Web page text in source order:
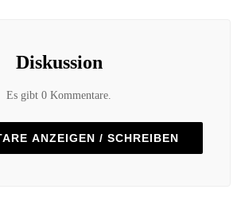
Diskussion
Es gibt 0 Kommentare.
ANZEIGEN / SCHREIBEN